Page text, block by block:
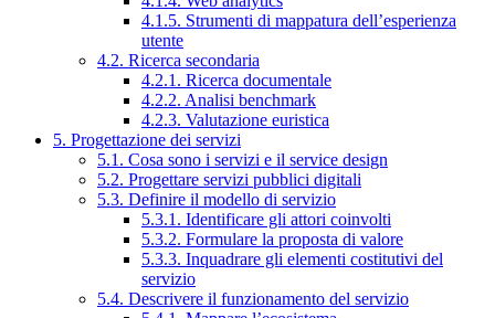
4.1.5. Strumenti di mappatura dell’esperienza
utente
4.2. Ricerca secondaria
4.2.1. Ricerca documentale
4.2.2. Analisi benchmark
4.2.3. Valutazione euristica
5. Progettazione dei servizi
5.1. Cosa sono i servizi e il service design
5.2. Progettare servizi pubblici digitali
5.3. Definire il modello di servizio
5.3.1. Identificare gli attori coinvolti
5.3.2. Formulare la proposta di valore
5.3.3. Inquadrare gli elementi costitutivi del
servizio
5.4. Descrivere il funzionamento del servizio